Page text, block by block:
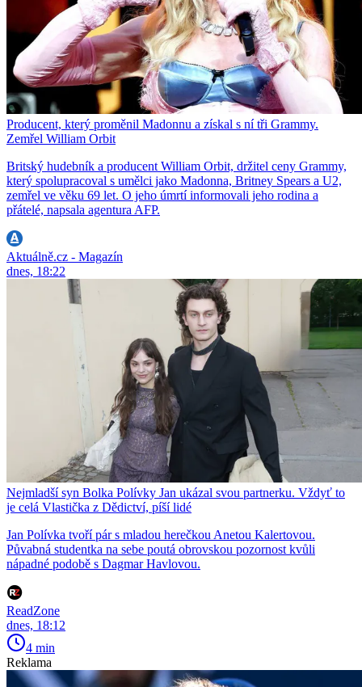
Producent, který proměnil Madonnu a získal s ní tři Grammy.
Zemřel William Orbit
Britský hudebník a producent William Orbit, držitel ceny Grammy,
který spolupracoval s umělci jako Madonna, Britney Spears a U2,
zemřel ve věku 69 let. O jeho úmrtí informovali jeho rodina a
přátelé, napsala agentura AFP.
Aktuálně.cz - Magazín
dnes, 18:22
Nejmladší syn Bolka Polívky Jan ukázal svou partnerku. Vždyť to
je celá Vlastička z Dědictví, píší lidé
Jan Polívka tvoří pár s mladou herečkou Anetou Kalertovou.
Půvabná studentka na sebe poutá obrovskou pozornost kvůli
nápadné podobě s Dagmar Havlovou.
ReadZone
dnes, 18:12
4 min
Reklama